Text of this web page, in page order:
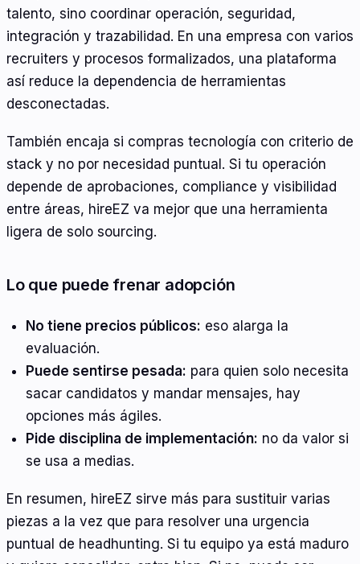
talento, sino coordinar operación, seguridad,
integración y trazabilidad. En una empresa con varios
recruiters y procesos formalizados, una plataforma
así reduce la dependencia de herramientas
desconectadas.
También encaja si compras tecnología con criterio de
stack y no por necesidad puntual. Si tu operación
depende de aprobaciones, compliance y visibilidad
entre áreas, hireEZ va mejor que una herramienta
ligera de solo sourcing.
Lo que puede frenar adopción
No tiene precios públicos: eso alarga la
evaluación.
Puede sentirse pesada: para quien solo necesita
sacar candidatos y mandar mensajes, hay
opciones más ágiles.
Pide disciplina de implementación: no da valor si
se usa a medias.
En resumen, hireEZ sirve más para sustituir varias
piezas a la vez que para resolver una urgencia
puntual de headhunting. Si tu equipo ya está maduro